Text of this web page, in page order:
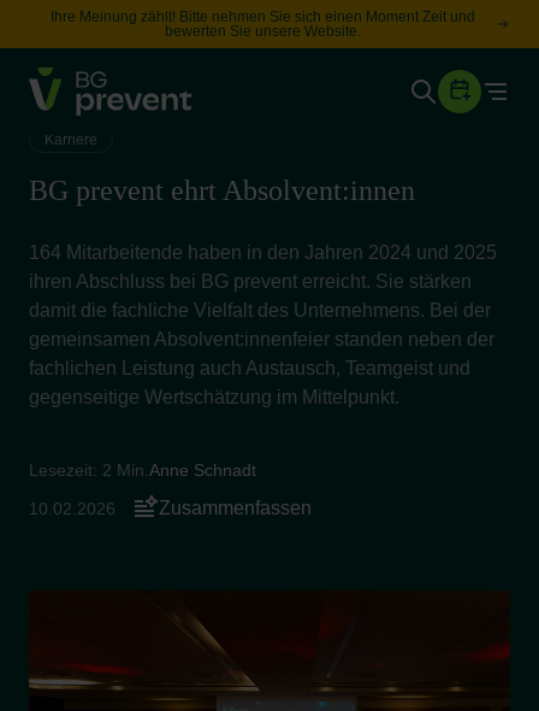
Ihre Meinung zählt! Bitte nehmen Sie sich einen Moment Zeit und
bewerten Sie unsere Website.
Gesundheit
Karriere
Wissen
Suche
Karriere
BG prevent ehrt Absolvent:innen
164 Mitarbeitende haben in den Jahren 2024 und 2025
ihren Abschluss bei BG prevent erreicht. Sie stärken
damit die fachliche Vielfalt des Unternehmens. Bei der
gemeinsamen Absolvent:innenfeier standen neben der
fachlichen Leistung auch Austausch, Teamgeist und
gegenseitige Wertschätzung im Mittelpunkt.
Lesezeit: 2 Min. Anne Schnadt
10.02.2026
Zusammenfassen